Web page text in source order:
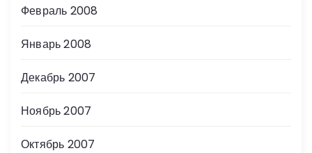
Февраль 2008
Январь 2008
Декабрь 2007
Ноябрь 2007
Октябрь 2007